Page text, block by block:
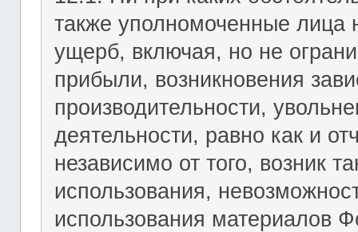
также уполномоченные лица
ущерб, включая, но не
прибыли, возникновения
производительности,
деятельности, равно как и
независимо от того, возник
использования,
использования материалов